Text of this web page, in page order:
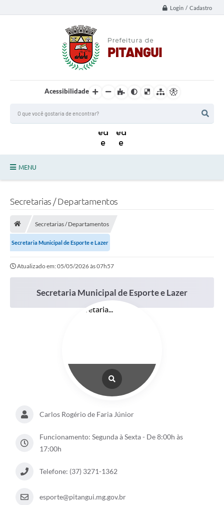
Login / Cadastro
Acessibilidade
MENU
Contratos
Farmácia Básica
Lei Aldir Blanc
Política de Privacidade
Galeria de Fotos
Secretarias / Departamentos
Secretarias / Departamentos
Secretaria Municipal de Esporte e Lazer
Atualizado em: 05/05/2026 às 07h57
Secretaria Municipal de Esporte e Lazer
Carlos Rogério de Faria Júnior
Funcionamento: Segunda à Sexta - De 8:00h às
17:00h
Telefone: (37) 3271-1362
esporte@pitangui.mg.gov.br